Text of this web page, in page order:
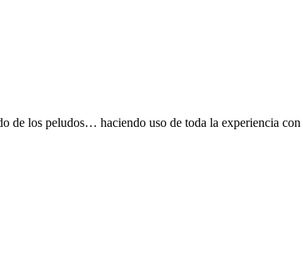
de los peludos… haciendo uso de toda la experiencia